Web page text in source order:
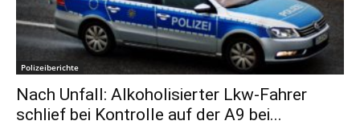
Polizeiberichte
Nach Unfall: Alkoholisierter Lkw-Fahrer
schlief bei Kontrolle auf der A9 bei...